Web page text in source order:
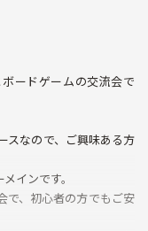
ードゲームの交流会で
スなので、ご興味ある方
インです。
で、初心者の方でもご安